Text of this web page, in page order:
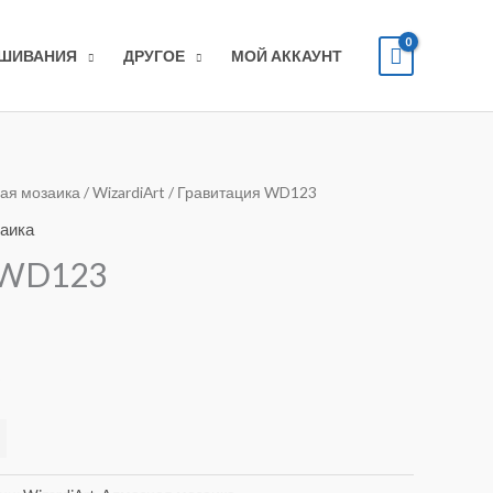
ДРУГОЕ МОЙ АККАУНТ
мозаика /WizardiArt / Гравитация WD123